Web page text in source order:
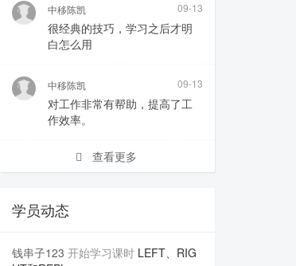
中移陈凯 09-13
很经典的技巧，学习之后才明
白怎么用
中移陈凯 09-13
对工作非常有帮助，提高了工
作效率。
查看更多
学员动态
钱串子123 开始学习课时 LEFT、RIG